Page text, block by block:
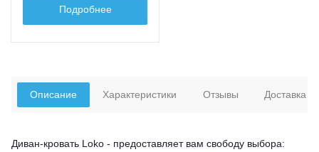
Подробнее
Описание
Диван-кровать Loko - предоставляет вам свободу выбора:
Характеристики Отзывы Доставка